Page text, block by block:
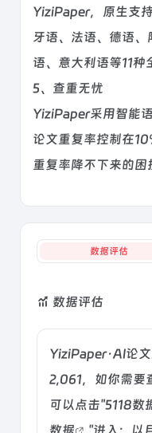
YiziPaper，原生支
牙语、法语、德语
语、意大利语等11种
5、查重无忧
YiziPaper采用智能
论文重复率控制在
重复率降不下来的困
数据评估
数据评估
YiziPaper·AI论
2,061，如你需要
可以点击"5118数